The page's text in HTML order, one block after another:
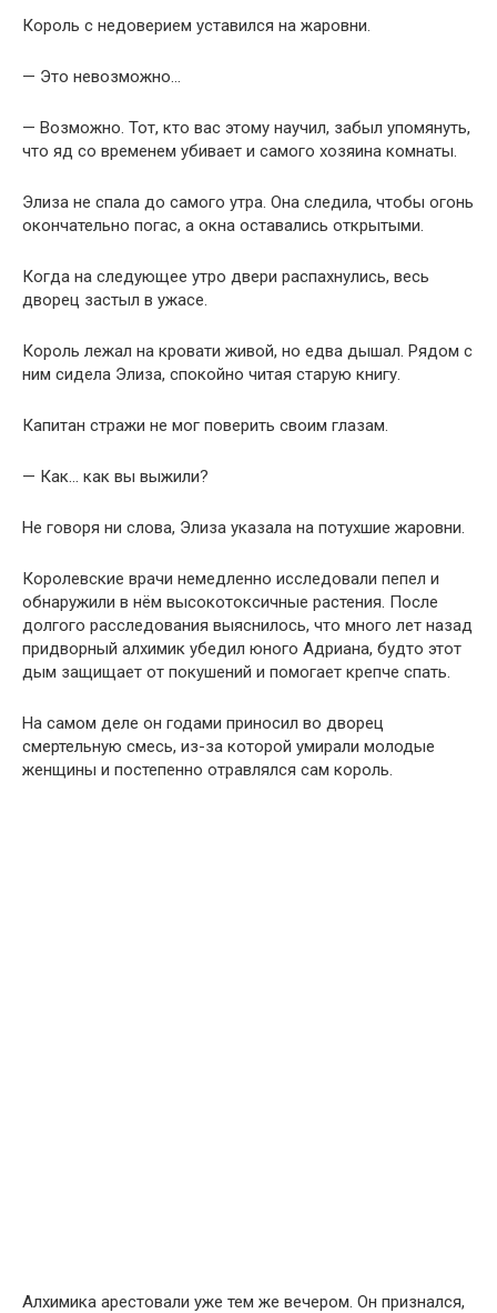
Король с недоверием уставился на жаровни.
— Это невозможно…
— Возможно. Тот, кто вас этому научил, забыл упомянуть,
что яд со временем убивает и самого хозяина комнаты.
Элиза не спала до самого утра. Она следила, чтобы огонь
окончательно погас, а окна оставались открытыми.
Когда на следующее утро двери распахнулись, весь
дворец застыл в ужасе.
Король лежал на кровати живой, но едва дышал. Рядом с
ним сидела Элиза, спокойно читая старую книгу.
Капитан стражи не мог поверить своим глазам.
— Как… как вы выжили?
Не говоря ни слова, Элиза указала на потухшие жаровни.
Королевские врачи немедленно исследовали пепел и
обнаружили в нём высокотоксичные растения. После
долгого расследования выяснилось, что много лет назад
придворный алхимик убедил юного Адриана, будто этот
дым защищает от покушений и помогает крепче спать.
На самом деле он годами приносил во дворец
смертельную смесь, из-за которой умирали молодые
женщины и постепенно отравлялся сам король.
Алхимика арестовали уже тем же вечером. Он признался,